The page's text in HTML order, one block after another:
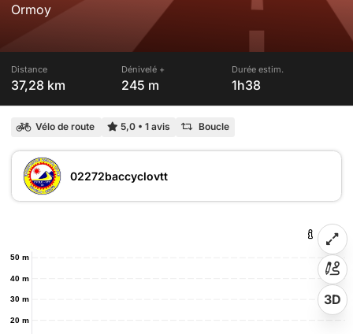
Ormoy
Distance
37,28 km
Dénivelé +
245 m
Durée estim.
1h38
Vélo de route 5,0 • 1 avis Boucle
02272baccyclovtt
20 m
30 m
40 m
50 m
3D